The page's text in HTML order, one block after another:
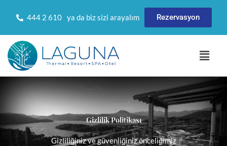
444 2 610 ya da biz sizi arayalım Rezervasyon
Menü
Gizlilik Politikası
Gizliliğiniz ve güvenliğiniz önceliğimiz